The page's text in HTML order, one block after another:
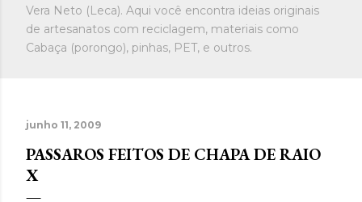
Vera Neto (Leca). Aqui você encontra ideias originais
de artesanatos com reciclagem, materiais como
Cabaça (porongo), pinhas, PET, e outros.
junho 11, 2009
PASSAROS FEITOS DE CHAPA DE RAIO
X